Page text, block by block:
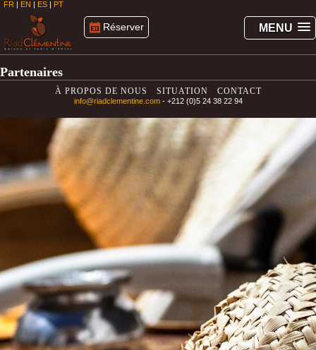
FR | EN | ES | PT
Réserver MENU
Partenaires
À PROPOS DE NOUS SITUATION CONTACT
info@riadclementine.com- +212 (0)5 24 38 22 94